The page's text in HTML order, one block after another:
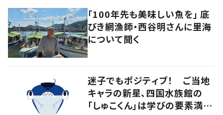
「100年先も美味しい魚を」 底
びき網漁師・西谷明さんに里海
について聞く
迷子でもポジティブ！ ご当地
キャラの新星、四国水族館の
「しゅこくん」は学びの要素満載